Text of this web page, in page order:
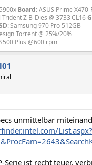
Board: ASUS Prime
Trident Z B-Dies @ 3733 CL16
: Samsung 970 Pro 512GB
Torrent @ 25%/20%
Plus @600 rpm
unmittelbar
List.aspx?
Serie ist recht teuer,